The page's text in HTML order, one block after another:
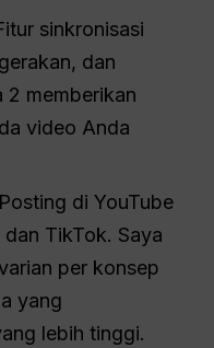
sinkronisasi
dan
2 memberikan
video Anda
di YouTube
TikTok. Saya
per konsep
yang
lebih tinggi.